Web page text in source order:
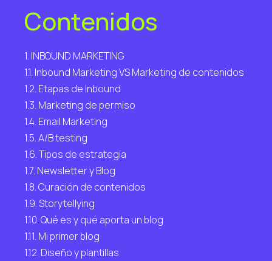
Contenidos
1. INBOUND MARKETING
1.1. Inbound Marketing VS Marketing de contenidos
1.2. Etapas de Inbound
1.3. Marketing de permiso
1.4. Email Marketing
1.5. A/B testing
1.6. Tipos de estrategia
1.7. Newsletter y Blog
1.8. Curación de contenidos
1.9. Storytellying
1.10. Qué es y qué aporta un blog
1.11. Mi primer blog
1.12. Diseño y plantillas